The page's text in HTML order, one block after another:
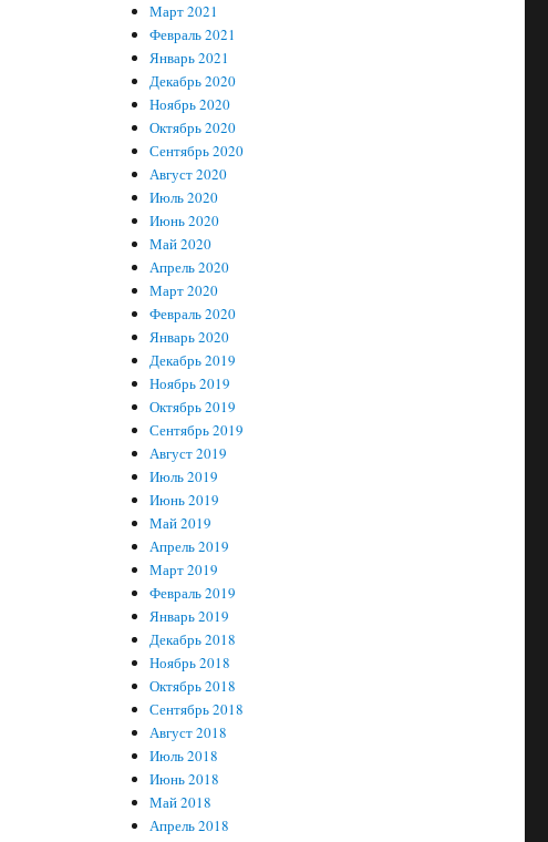
Март 2021
Февраль 2021
Январь 2021
Декабрь 2020
Ноябрь 2020
Октябрь 2020
Сентябрь 2020
Август 2020
Июль 2020
Июнь 2020
Май 2020
Апрель 2020
Март 2020
Февраль 2020
Январь 2020
Декабрь 2019
Ноябрь 2019
Октябрь 2019
Сентябрь 2019
Август 2019
Июль 2019
Июнь 2019
Май 2019
Апрель 2019
Март 2019
Февраль 2019
Январь 2019
Декабрь 2018
Ноябрь 2018
Октябрь 2018
Сентябрь 2018
Август 2018
Июль 2018
Июнь 2018
Май 2018
Апрель 2018